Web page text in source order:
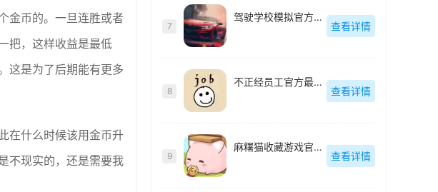
金币的。一旦连胜或者
把，这样收益是最低
这是为了后期能有更多
在什么时候该用金币升
不现实的，还是需要我
7
驾驶学校模拟官方最新版
查看详情
8
不正经员工官方最新版
查看详情
9
麻糬猫收藏游戏官方最新版
查看详情